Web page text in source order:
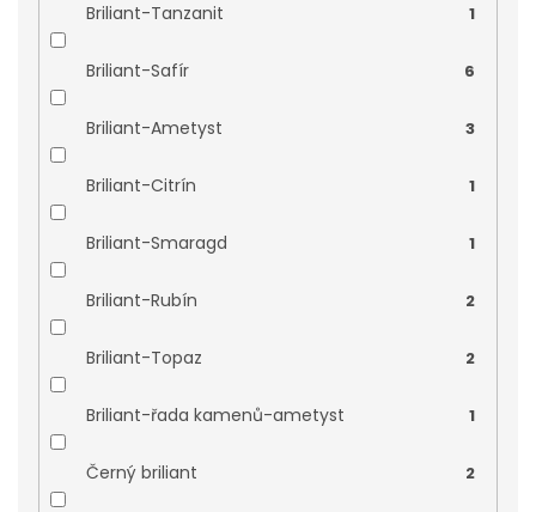
Briliant-Tanzanit 1
Briliant-Safír 6
Briliant-Ametyst 3
Briliant-Citrín 1
Briliant-Smaragd 1
Briliant-Rubín 2
Briliant-Topaz 2
Briliant-řada kamenů-ametyst 1
Černý briliant 2